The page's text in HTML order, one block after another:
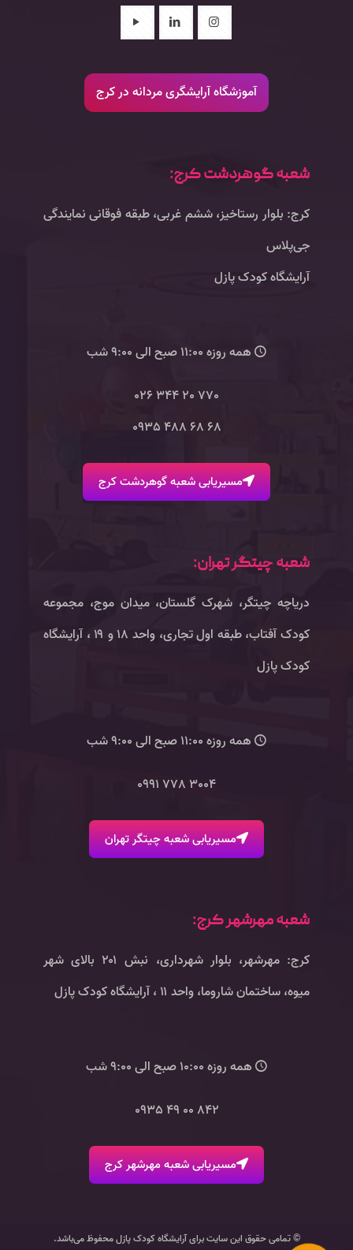
آموزشگاه آرایشگری مردانه در کرج
شعبه گوهردشت کرج:
کرج: بلوار رستاخیز، ششم غربی، طبقه فوقانی نمایندگی
جی‌پلاس
آرایشگاه کودک پازل
همه روزه 11:00 صبح الی 9:00 شب
770 20 344 026
68 68 488 0935
مسیریابی شعبه گوهردشت کرج
شعبه چیتگر تهران:
دریاچه چیتگر، شهرک گلستان، میدان موج، مجموعه
کودک آفتاب، طبقه اول تجاری، واحد ۱۸ و ۱۹ ، آرایشگاه
کودک پازل
همه روزه 11:00 صبح الی 9:00 شب
3004 778 0991
مسیریابی شعبه چیتگر تهران
شعبه مهرشهر کرج:
کرج: مهرشهر، بلوار شهرداری، نبش ۲۰۱ بالای شهر
میوه، ساختمان شاروما، واحد ۱۱ ، آرایشگاه کودک پازل
همه روزه 10:00 صبح الی 9:00 شب
842 00 49 0935
مسیریابی شعبه مهرشهر کرج
© تمامی حقوق این سایت برای آرایشگاه کودک پازل محفوظ می‌باشد.